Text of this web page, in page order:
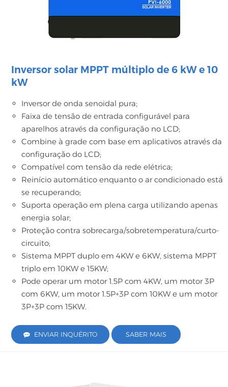
Inversor solar MPPT múltiplo de 6 kW e 10
kW
Inversor de onda senoidal pura;
Faixa de tensão de entrada configurável para
aparelhos através da configuração no LCD;
Combine à grade com base em aplicativos através da
configuração do LCD;
Compatível com tensão da rede elétrica;
Reinício automático enquanto o ar condicionado está
se recuperando;
Suporta operação em plena carga utilizando apenas
energia solar;
Proteção contra sobrecarga/sobretemperatura/curto-
circuito;
Sistema MPPT duplo em 4KW e 6KW, sistema MPPT
triplo em 10KW e 15KW;
Pode operar um motor 1.5P com 4KW, um motor 3P
com 6KW, um motor 1.5P+3P com 10KW e um motor
3P+3P com 15KW.
ENVIAR INQUÉRITO SABER MAIS